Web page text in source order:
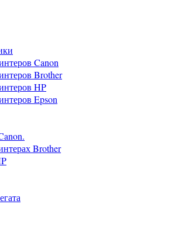
Canon
Brother
HP
Epson
Brother